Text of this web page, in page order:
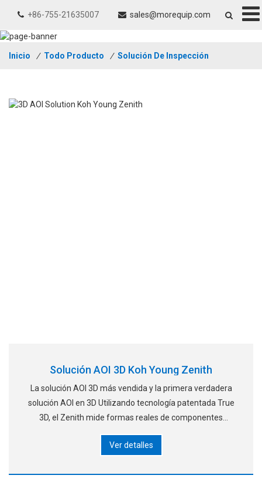
+86-755-21635007 sales@morequip.com
Inicio / Todo Producto / Solución De Inspección
Solución AOI 3D Koh Young Zenith
La solución AOI 3D más vendida y la primera verdadera
solución AOI en 3D Utilizando tecnología patentada True
3D, el Zenith mide formas reales de componentes
patrones y soldaduras con
Ver detalles